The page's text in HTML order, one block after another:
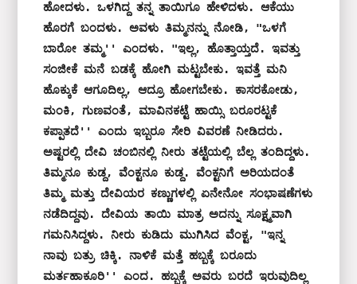
ಹೋದಳು. ಒಳಗಿದ್ದ ತನ್ನ ತಾಯಿಗೂ ಹೇಳಿದಳು. ಆಕೆಯು
ಹೊರಗೆ ಬಂದಳು. ಅವಳು ತಿಮ್ಮನನ್ನು ನೋಡಿ, "ಒಳಗೆ
ಬಾರೋ ತಮ್ಮ'' ಎಂದಳು. "ಇಲ್ಲ, ಹೊತ್ತಾಯ್ತದೆ. ಇವತ್ತು
ಸಂಜೀಕೆ ಮನೆ ಬಡಕ್ಕೆ ಹೋಗಿ ಮಟ್ಟಬೇಕು. ಇವತ್ತೆ ಮನಿ
ಹೊಕ್ಕುಕೆ ಆಗೂದಿಲ್ಲ, ಆದ್ರೂ ಹೋಗಬೇಕು. ಕಾಸರಕೋಡು,
ಮಂಕಿ, ಗುಣವಂತೆ, ಮಾವಿನಕಟ್ಟೆ ಹಾಯ್ಸಿ ಬರೂರಟ್ಟಕೆ
ಕಪ್ಪಾತದೆ'' ಎಂದು ಇಬ್ಬರೂ ಸೇರಿ ವಿವರಣೆ ನೀಡಿದರು.
ಅಷ್ಟರಲ್ಲಿ ದೇವಿ ಚಂಬಿನಲ್ಲಿ ನೀರು ತಟ್ಟೆಯಲ್ಲಿ ಬೆಲ್ಲ ತಂದಿದ್ದಳು.
ತಿಮ್ಮನೂ ಕುಡ್ದ, ವೆಂಕ್ಟನೂ ಕುಡ್ದ. ವೆಂಕ್ಟನಿಗೆ ಅರಿಯದಂತೆ
ತಿಮ್ಮ ಮತ್ತು ದೇವಿಯರ ಕಣ್ಣುಗಳಲ್ಲಿ ಏನೇನೋ ಸಂಭಾಷಣೆಗಳು
ನಡೆದಿದ್ದವು. ದೇವಿಯ ತಾಯಿ ಮಾತ್ರ ಅದನ್ನು ಸೂಕ್ಷ್ಮವಾಗಿ
ಗಮನಿಸಿದ್ದಳು. ನೀರು ಕುಡಿದು ಮುಗಿಸಿದ ವೆಂಕ್ಟ, "ಇನ್ನ
ನಾವು ಬತ್ರು ಚಿಕ್ಕಿ. ನಾಳಿಕೆ ಮತ್ತೆ ಹಬ್ಬಕ್ಕೆ ಬರೂದು
ಮರ್ತಹಾಕೂರಿ'' ಎಂದ. ಹಬ್ಬಕ್ಕೆ ಅವರು ಬರದೆ ಇರುವುದಿಲ್ಲ